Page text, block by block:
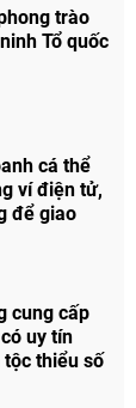
trào
Tổ quốc
cá thể
ví điện tử,
để giao
cung cấp
uy tín
thiểu số